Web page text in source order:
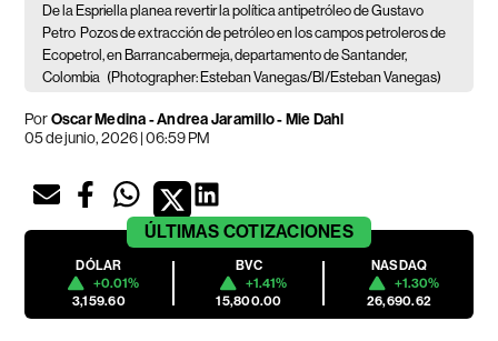
De la Espriella planea revertir la política antipetróleo de Gustavo
Petro Pozos de extracción de petróleo en los campos petroleros de
Ecopetrol, en Barrancabermeja, departamento de Santander,
Colombia (Photographer: Esteban Vanegas/Bl/Esteban Vanegas)
PorOscar Medina - Andrea Jaramillo - Mie Dahl
05 de junio, 2026 | 06:59 PM
ÚLTIMAS COTIZACIONES
DÓLAR
+0.01%
3,159.60
BVC
+1.41%
15,800.00
NASDAQ
+1.30%
26,690.62